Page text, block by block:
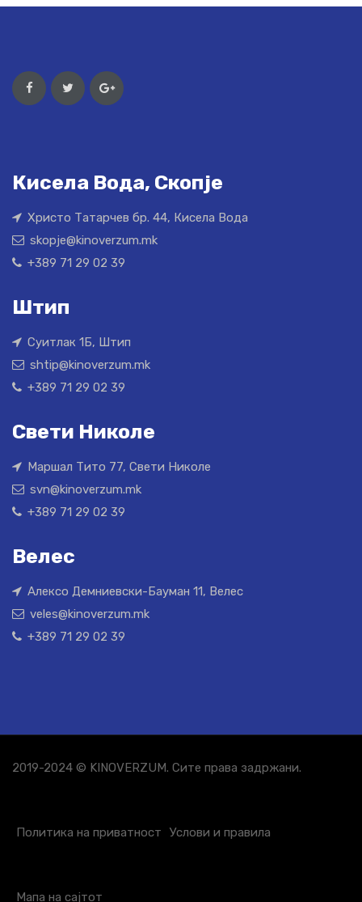
Кисела Вода, Скопје
Христо Татарчев бр. 44, Кисела Вода
skopje@kinoverzum.mk
+389 71 29 02 39
Штип
Суитлак 1Б, Штип
shtip@kinoverzum.mk
+389 71 29 02 39
Свети Николе
Маршал Тито 77, Свети Николе
svn@kinoverzum.mk
+389 71 29 02 39
Велес
Алексо Демниевски-Бауман 11, Велес
veles@kinoverzum.mk
+389 71 29 02 39
2019-2024 © KINOVERZUM. Сите права задржани.
Политика на приватност Услови и правила
Мапа на сајтот